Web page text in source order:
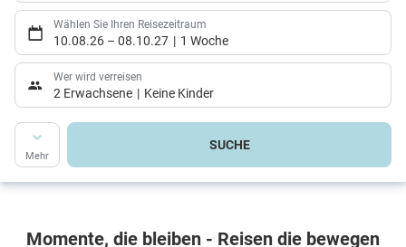
unvergessliche
Momente mit
unseren
Reiseexperten,
die Ihre
Reiseträume
Wirklichkeit
werden lassen.
Jetzt Angebot finden
Wählen Sie Ihren Reisezeitraum
10.08.26 – 08.10.27 1 Woche
Wer wird verreisen
2 Erwachsene Keine Kinder
Mehr
SUCHE
Momente, die bleiben - Reisen die bewegen